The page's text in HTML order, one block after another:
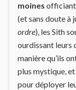
moines officiant
(et sans doute à
ordre), les Sith
ourdissant leurs
manière qu’ils
plus mystique,
pour déployer